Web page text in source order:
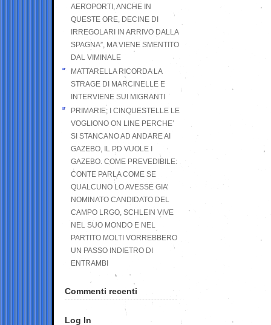
AEROPORTI, ANCHE IN
QUESTE ORE, DECINE DI
IRREGOLARI IN ARRIVO DALLA
SPAGNA”, MA VIENE SMENTITO
DAL VIMINALE
MATTARELLA RICORDA LA
STRAGE DI MARCINELLE E
INTERVIENE SUI MIGRANTI
PRIMARIE; I CINQUESTELLE LE
VOGLIONO ON LINE PERCHE’
SI STANCANO AD ANDARE AI
GAZEBO, IL PD VUOLE I
GAZEBO. COME PREVEDIBILE:
CONTE PARLA COME SE
QUALCUNO LO AVESSE GIA’
NOMINATO CANDIDATO DEL
CAMPO LRGO, SCHLEIN VIVE
NEL SUO MONDO E NEL
PARTITO MOLTI VORREBBERO
UN PASSO INDIETRO DI
ENTRAMBI
Commenti recenti
Log In